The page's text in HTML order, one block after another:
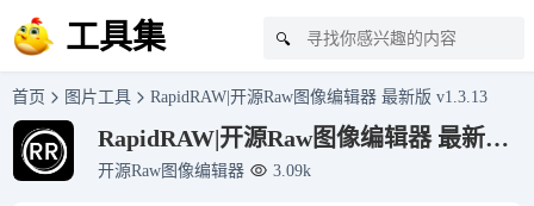
工具集 🔍
首页 图片工具 RapidRAW|开源Raw图像编辑器 最新版 v1.3.13
RapidRAW|开源Raw图像编辑器 最新版
v1.3.13
开源Raw图像编辑器 3.09k